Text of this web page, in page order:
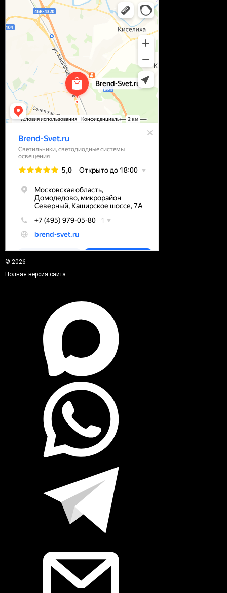
© 2026
Полная версия сайта